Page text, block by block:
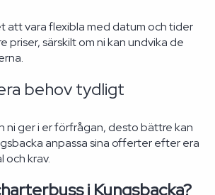
att vara flexibla med datum och tider
priser, särskilt om ni kan undvika de
behov tydligt
ni ger i er förfrågan, desto bättre kan
anpassa sina offerter efter era
och krav.
i Kungsbacka?